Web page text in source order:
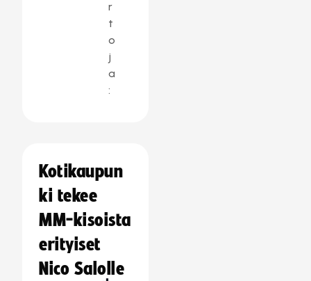
r
t
o
j
a
:
Kotikaupun
ki tekee
MM-kisoista
erityiset
Nico Salolle